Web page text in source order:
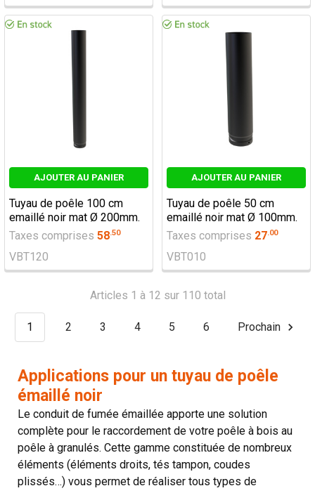
AJOUTER AU PANIER
Tuyau de poêle 100 cm
emaillé noir mat Ø 200mm.
Taxes comprises 58.50
VBT120
AJOUTER AU PANIER
Tuyau de poêle 50 cm
emaillé noir mat Ø 100mm.
Taxes comprises 27.00
VBT010
Articles 1 à 12 sur 110 total
1 2 3 4 5 6 Prochain
Applications pour un tuyau de poêle
émaillé noir
Le conduit de fumée émaillée apporte une solution
complète pour le raccordement de votre poêle à bois au
poêle à granulés. Cette gamme constituée de nombreux
éléments (éléments droits, tés tampon, coudes
plissés…) vous permet de réaliser tous types de